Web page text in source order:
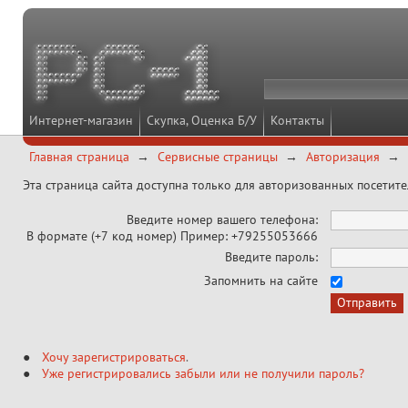
Интернет-магазин Скупка, Оценка Б/У Контакты
Главная страница Сервисные страницы
Авторизация
Эта страница сайта доступна только для авторизованных
Введите номер вашего телефона:
В формате (+7 код номер) Пример: +79255053666
Введите пароль:
Запомнить на сайте
Хочу зарегистрироваться.
Уже регистрировались забыли или не получили пароль?